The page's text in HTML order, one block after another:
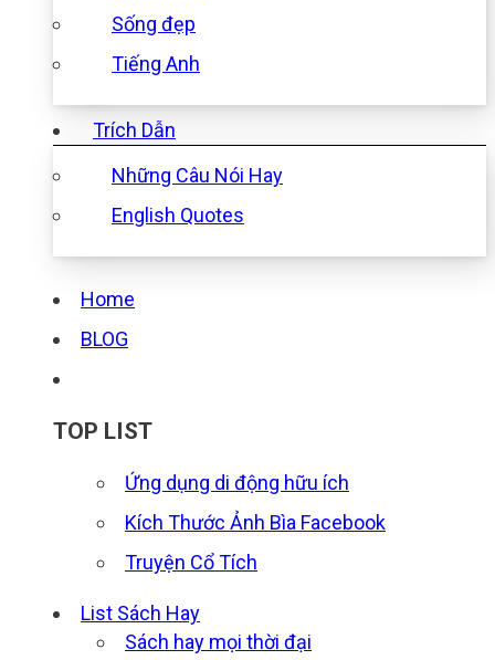
Sống đẹp
Tiếng Anh
Trích Dẫn
Những Câu Nói Hay
English Quotes
Home
BLOG
TOP LIST
Ứng dụng di động hữu ích
Kích Thước Ảnh Bìa Facebook
Truyện Cổ Tích
List Sách Hay
Sách hay mọi thời đại